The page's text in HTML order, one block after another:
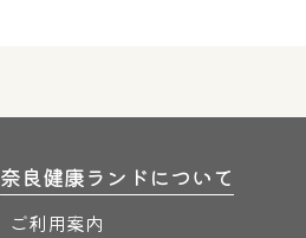
奈良健康ランドについて
ご利用案内